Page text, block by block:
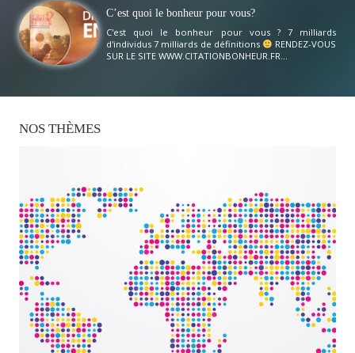
C’est quoi le bonheur pour vous?
C'est quoi le bonheur pour vous ? 7 milliards
d'individus 7 milliards de définitions
RENDEZ-VOUS
SUR LE SITE WWW.CITATIONBONHEUR.FR...
NOS THÈMES